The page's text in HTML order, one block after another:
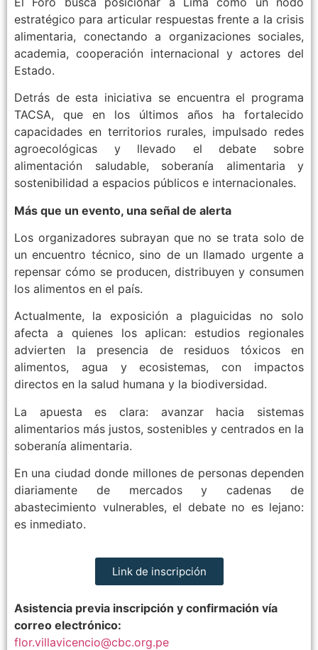
estratégico para articular respuestas frente a la crisis
alimentaria, conectando a organizaciones sociales,
academia, cooperación internacional y actores del
Estado.
Detrás de esta iniciativa se encuentra el programa
TACSA, que en los últimos años ha fortalecido
capacidades en territorios rurales, impulsado redes
agroecológicas y llevado el debate sobre
alimentación saludable, soberanía alimentaria y
sostenibilidad a espacios públicos e internacionales.
Más que un evento, una señal de alerta
Los organizadores subrayan que no se trata solo de
un encuentro técnico, sino de un llamado urgente a
repensar cómo se producen, distribuyen y consumen
los alimentos en el país.
Actualmente, la exposición a plaguicidas no solo
afecta a quienes los aplican: estudios regionales
advierten la presencia de residuos tóxicos en
alimentos, agua y ecosistemas, con impactos
directos en la salud humana y la biodiversidad.
La apuesta es clara: avanzar hacia sistemas
alimentarios más justos, sostenibles y centrados en la
soberanía alimentaria.
En una ciudad donde millones de personas dependen
diariamente de mercados y cadenas de
abastecimiento vulnerables, el debate no es lejano:
es inmediato.
Link de inscripción
Asistencia previa inscripción y confirmación vía
correo electrónico:
flor.villavicencio@cbc.org.pe